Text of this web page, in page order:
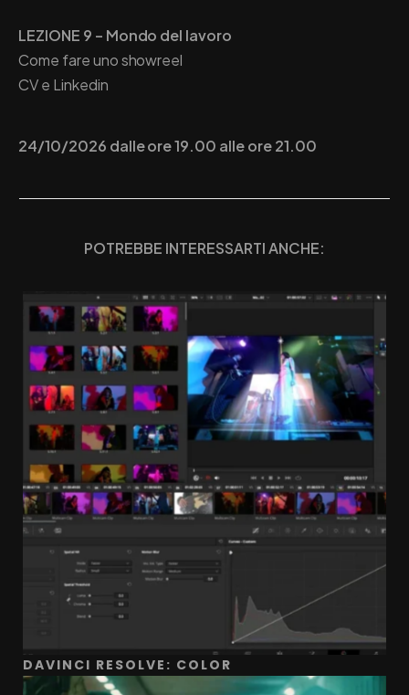
LEZIONE 9 – Mondo del lavoro
Come fare uno showreel
CV e Linkedin
24/10/2026 dalle ore 19.00 alle ore 21.00
POTREBBE INTERESSARTI ANCHE:
DAVINCI RESOLVE: COLOR